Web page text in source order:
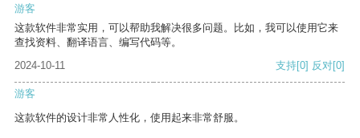
游客
这款软件非常实用，可以帮助我解决很多问题。比如，我可以使用它来
查找资料、翻译语言、编写代码等。
2024-10-11
支持[0] 反对[0]
游客
这款软件的设计非常人性化，使用起来非常舒服。